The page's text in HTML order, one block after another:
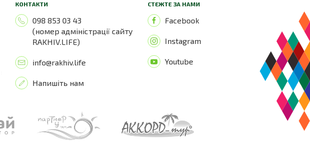
КОНТАКТИ
098 853 03 43
(номер адміністрації сайту
RAKHIV.LIFE)
info@rakhiv.life
Напишіть нам
СТЕЖТЕ ЗА НАМИ
Facebook
Instagram
Youtube